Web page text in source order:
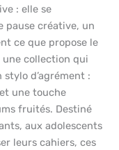
: elle se
pause créative, un
ce que propose le
une collection qui
d’agrément :
une touche
fruités. Destiné
aux adolescents
leurs cahiers, ces